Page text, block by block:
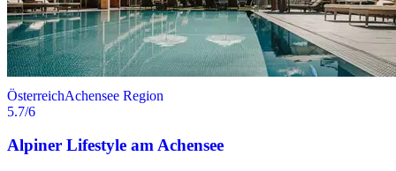
ÖsterreichAchensee Region
5.7/6
Alpiner Lifestyle am Achensee